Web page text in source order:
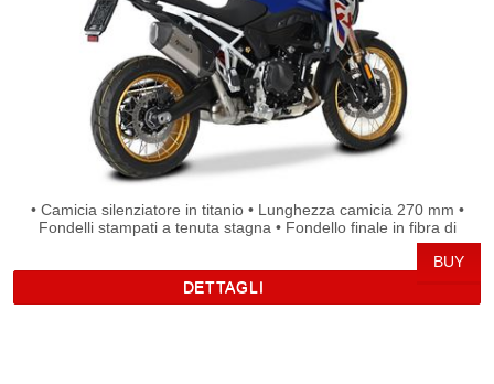
• Camicia silenziatore in titanio • Lunghezza camicia 270 mm •
Fondelli stampati a tenuta stagna • Fondello finale in fibra di
carbonio • Doppia uscita fumi • Rete protezione beccuccio •
Beccuccio ovale interno • Hydroforming Technology • Cover in fibra
di carbonio • Raccordo slip-on CNC saldato a TIG • Staffa di
ancoraggio rinforzata • Saldature eseguite manualmente a TIG •
DETTAGLI